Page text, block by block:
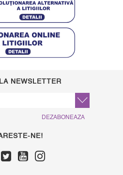
NEWSLETTER
DEZABONEAZA
NE!